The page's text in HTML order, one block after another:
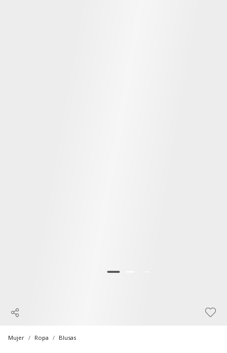
Mujer Ropa Blusas